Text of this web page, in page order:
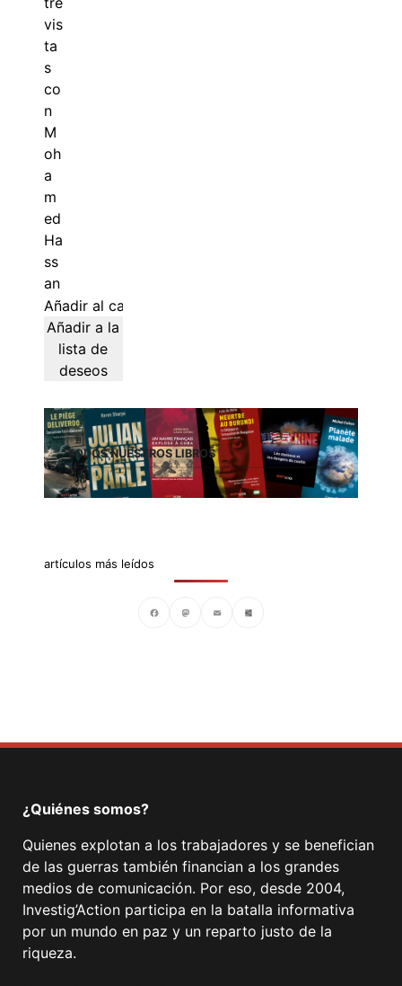
Añadir al carrito
Añadir a la
lista de
deseos
TODOS NUESTROS LIBROS
artículos más leídos
¿Quiénes somos?
Quienes explotan a los trabajadores y se benefician
de las guerras también financian a los grandes
medios de comunicación. Por eso, desde 2004,
Investig’Action participa en la batalla informativa
por un mundo en paz y un reparto justo de la
riqueza.